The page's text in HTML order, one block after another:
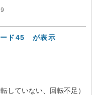
ード45 が表示
していない、回転不足）